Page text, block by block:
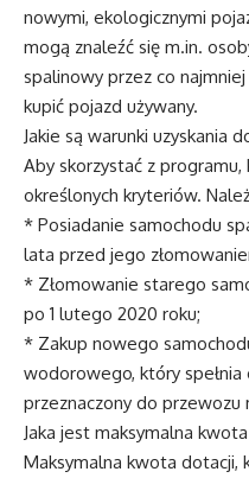
nowymi, ekologicznymi
mogą znaleźć się m.in.
spalinowy przez co
kupić pojazd używany.
Jakie są warunki uzyskania
Aby skorzystać z programu,
określonych kryteriów.
* Posiadanie samochodu
lata przed jego
* Złomowanie starego
po 1 lutego 2020 roku;
* Zakup nowego
wodorowego, który
przeznaczony do przewozu
Jaka jest maksymalna
Maksymalna kwota dotacji,